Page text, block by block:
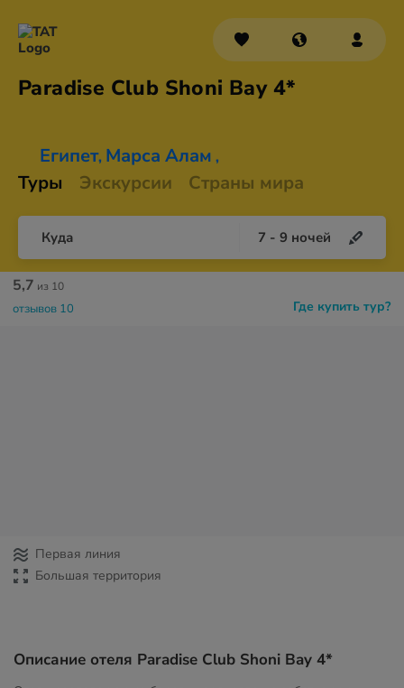
Paradise Club Shoni Bay 4*
Египет, Марса Алам ,
Туры Экскурсии Страны мира
Куда 7 - 9 ночей
Где купить тур?
5,7 из 10
отзывов 10
Первая линия
Большая территория
Описание отеля Paradise Club Shoni Bay 4*